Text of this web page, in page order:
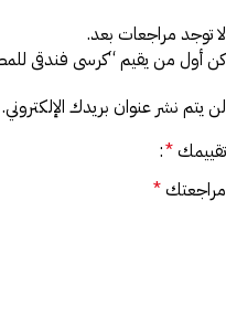
لا توجد مراجعات بعد.
كن أول من يقيم “كرسى فندقى
لن يتم نشر عنوان بريدك الإلكتروني.
تقييمك*
مراجعتك*